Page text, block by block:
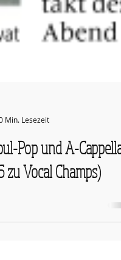
Min. Lesezeit
zu Vocal Champs)